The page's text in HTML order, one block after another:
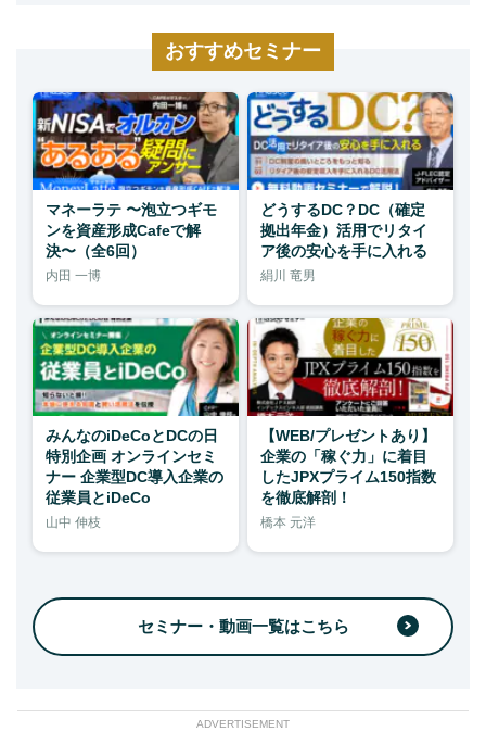
おすすめセミナー
マネーラテ 〜泡立つギモ
ンを資産形成Cafeで解
決〜（全6回）
内田 一博
どうするDC？DC（確定
拠出年金）活用でリタイ
ア後の安心を手に入れる
絹川 竜男
みんなのiDeCoとDCの日
特別企画 オンラインセミ
ナー 企業型DC導入企業の
従業員とiDeCo
山中 伸枝
【WEB/プレゼントあり】
企業の「稼ぐ力」に着目
したJPXプライム150指数
を徹底解剖！
橋本 元洋
セミナー・動画一覧はこちら
ADVERTISEMENT